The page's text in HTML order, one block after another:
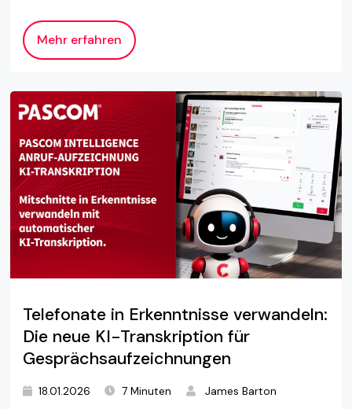
Mehr erfahren
Telefonate in Erkenntnisse verwandeln:
Die neue KI-Transkription für
Gesprächsaufzeichnungen
18.01.2026 7 Minuten James Barton